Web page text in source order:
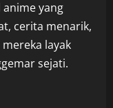
yang
cerita menarik,
layak
sejati.